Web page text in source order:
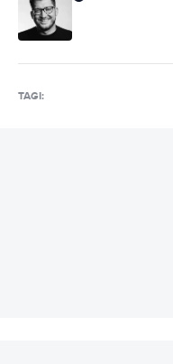
TAGI: